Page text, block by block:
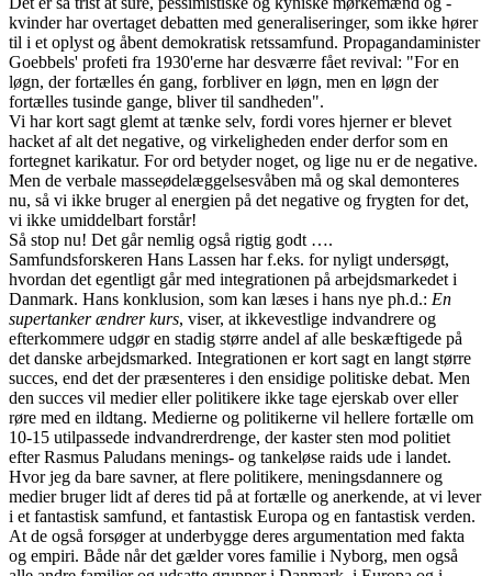
kvinder har overtaget debatten med generaliseringer, som ikke hører
til i et oplyst og åbent demokratisk retssamfund. Propagandaminister
Goebbels' profeti fra 1930'erne har desværre fået revival: "For en
løgn, der fortælles én gang, forbliver en løgn, men en løgn der
fortælles tusinde gange, bliver til sandheden".
Vi har kort sagt glemt at tænke selv, fordi vores hjerner er blevet
hacket af alt det negative, og virkeligheden ender derfor som en
fortegnet karikatur. For ord betyder noget, og lige nu er de negative.
Men de verbale masseødelæggelsesvåben må og skal demonteres
nu, så vi ikke bruger al energien på det negative og frygten for det,
vi ikke umiddelbart forstår!
Så stop nu! Det går nemlig også rigtig godt ….
Samfundsforskeren Hans Lassen har f.eks. for nyligt undersøgt,
hvordan det egentligt går med integrationen på arbejdsmarkedet i
Danmark. Hans konklusion, som kan læses i hans nye ph.d.: En
supertanker ændrer kurs, viser, at ikkevestlige indvandrere og
efterkommere udgør en stadig større andel af alle beskæftigede på
det danske arbejdsmarked. Integrationen er kort sagt en langt større
succes, end det der præsenteres i den ensidige politiske debat. Men
den succes vil medier eller politikere ikke tage ejerskab over eller
røre med en ildtang. Medierne og politikerne vil hellere fortælle om
10-15 utilpassede indvandrerdrenge, der kaster sten mod politiet
efter Rasmus Paludans menings- og tankeløse raids ude i landet.
Hvor jeg da bare savner, at flere politikere, meningsdannere og
medier bruger lidt af deres tid på at fortælle og anerkende, at vi lever
i et fantastisk samfund, et fantastisk Europa og en fantastisk verden.
At de også forsøger at underbygge deres argumentation med fakta
og empiri. Både når det gælder vores familie i Nyborg, men også